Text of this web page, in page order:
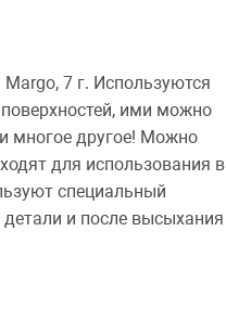
7 г. Используются
ими можно
многое другое! Можно
для использования в
специальный
и после высыхания